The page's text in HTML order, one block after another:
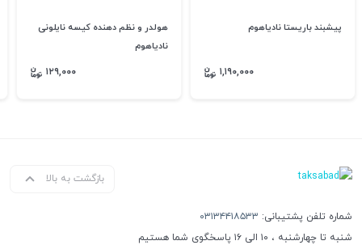
پیشبند باریستا نادیاهوم
۱,۱۹۰,۰۰۰
هولدر و نظم دهنده کیسه نایلونی
نادیاهوم
۱۲۹,۰۰۰
بازگشت به بالا
شماره تلفن پشتیبانی: ۰۳۱۳۴۴۱۸۵۳۳
شنبه تا چهارشنبه ، ۱۰ الی ۱۶ پاسخگوی شما هستیم